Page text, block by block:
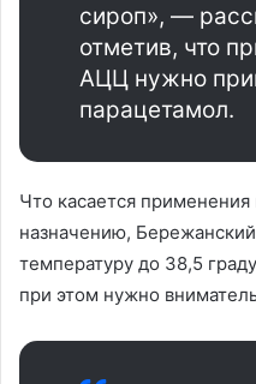
сироп», —
отметив, что
АЦЦ нужно
парацетамол.
Что касается
назначению, Бережанский
температуру до 38,5
при этом нужно